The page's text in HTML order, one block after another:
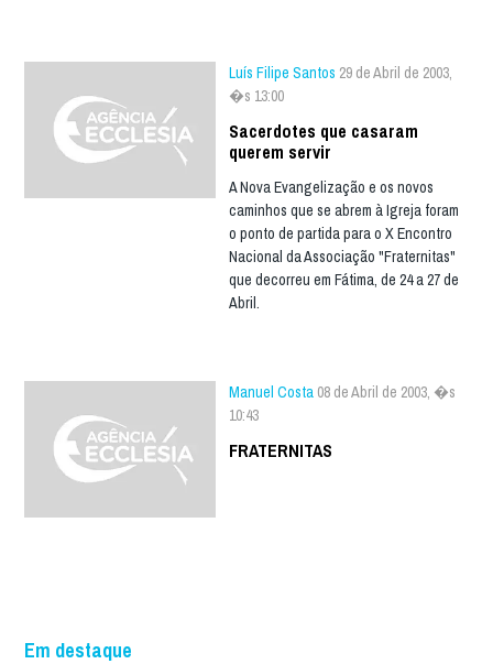
Luís Filipe Santos 29 de Abril de 2003,
�s 13:00
Sacerdotes que casaram
querem servir
A Nova Evangelização e os novos
caminhos que se abrem à Igreja foram
o ponto de partida para o X Encontro
Nacional da Associação "Fraternitas"
que decorreu em Fátima, de 24 a 27 de
Abril.
Manuel Costa 08 de Abril de 2003, �s
10:43
FRATERNITAS
Em destaque